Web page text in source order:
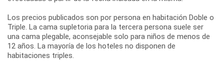
Los precios publicados son por persona en habitación Doble o
Triple. La cama supletoria para la tercera persona suele ser
una cama plegable, aconsejable solo para niños de menos de
12 años. La mayoría de los hoteles no disponen de
habitaciones triples.